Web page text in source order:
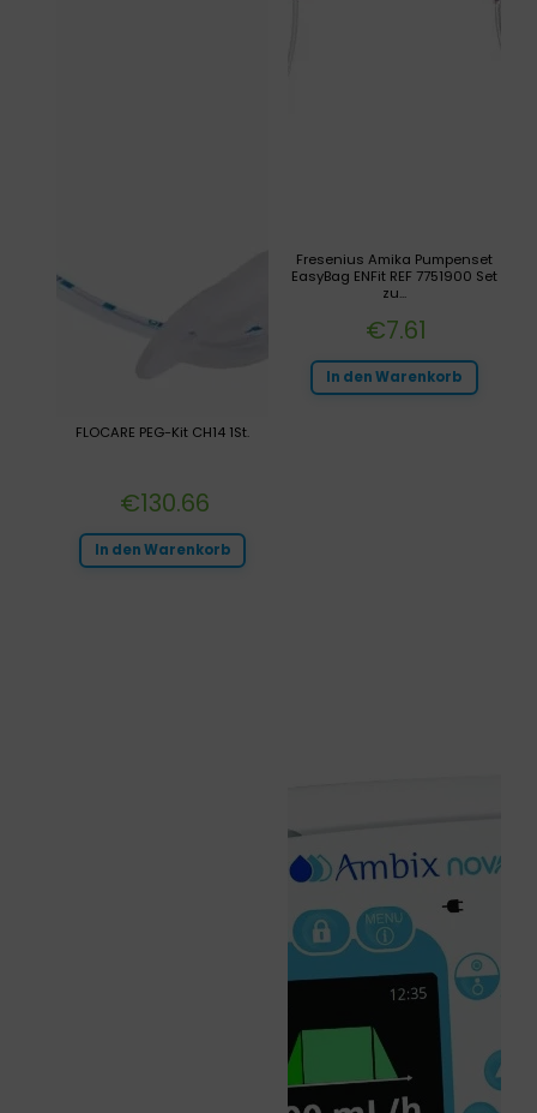
Fresenius Amika Pumpenset
EasyBag ENFit REF 7751900 Set
zu...
€7.61
In den Warenkorb
FLOCARE PEG-Kit CH14 1St.
€130.66
In den Warenkorb